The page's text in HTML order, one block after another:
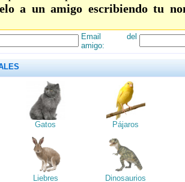
a un amigo escribiendo tu
Email del
amigo:
Gatos Pájaros
Liebres Dinosaurios